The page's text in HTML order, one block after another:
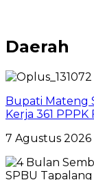
Daerah
Bupati Mateng
Kerja 361
7 Agustus 2026